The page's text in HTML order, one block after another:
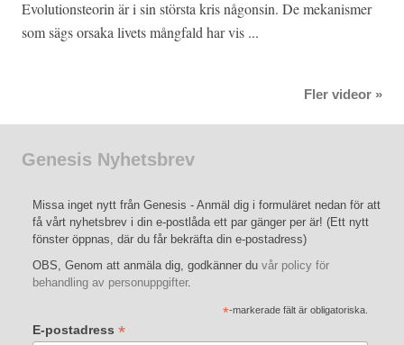
Evolutionsteorin är i sin största kris någonsin. De mekanismer
som sägs orsaka livets mångfald har vis ...
Fler videor »
Genesis Nyhetsbrev
Missa inget nytt från Genesis - Anmäl dig i formuläret nedan för att
få vårt nyhetsbrev i din e-postlåda ett par gänger per är! (Ett nytt
fönster öppnas, där du får bekräfta din e-postadress)
OBS, Genom att anmäla dig, godkänner du vår policy för
behandling av personuppgifter.
*-markerade fält är obligatoriska.
E-postadress *